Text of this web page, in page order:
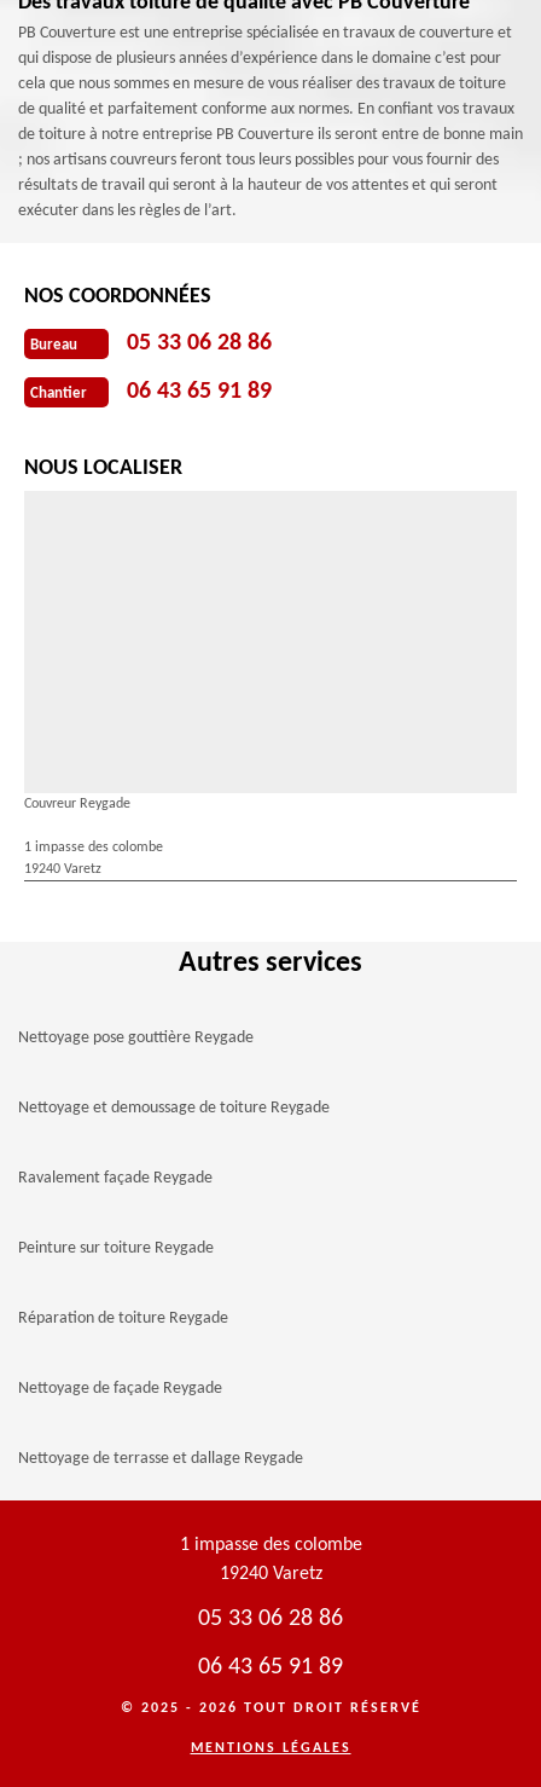
PB Couverture est une entreprise spécialisée en travaux de couverture et
qui dispose de plusieurs années d’expérience dans le domaine c’est pour
cela que nous sommes en mesure de vous réaliser des travaux de toiture
de qualité et parfaitement conforme aux normes. En confiant vos travaux
de toiture à notre entreprise PB Couverture ils seront entre de bonne main
; nos artisans couvreurs feront tous leurs possibles pour vous fournir des
résultats de travail qui seront à la hauteur de vos attentes et qui seront
exécuter dans les règles de l’art.
NOS COORDONNÉES
Bureau 05 33 06 28 86
Chantier 06 43 65 91 89
NOUS LOCALISER
Couvreur Reygade
1 impasse des colombe
19240 Varetz
Autres services
Nettoyage pose gouttière Reygade
Nettoyage et demoussage de toiture Reygade
Ravalement façade Reygade
Peinture sur toiture Reygade
Réparation de toiture Reygade
Nettoyage de façade Reygade
Nettoyage de terrasse et dallage Reygade
1 impasse des colombe
19240 Varetz
05 33 06 28 86
06 43 65 91 89
© 2025 - 2026 TOUT DROIT RÉSERVÉ
MENTIONS LÉGALES